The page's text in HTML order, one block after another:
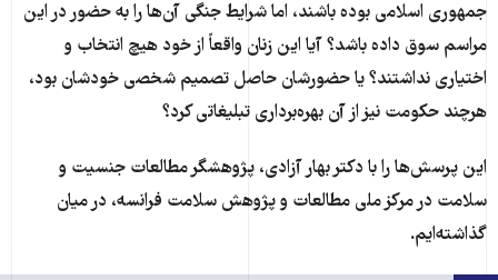
جمهوری اسلامی بوده باشند، اما شرایط جنگی آن‌ها را به حضور در این
مراسم سوق داده باشد؟ آیا این زنان واقعاً از خود هیچ انتخاب و
اختیاری نداشتند؟ یا حضورشان حاصل تصمیم شخصی خودشان بود،
هرچند حکومت نیز از آن بهره‌برداری تبلیغاتی کرد؟
این پرسش‌ها را با دکتر بهار آزادی، پژوهشگر مطالعات جنسیت و
سلامت در مرکز ملی مطالعات و پژوهش سلامت فرانسه، در میان
گذاشته‌ایم.